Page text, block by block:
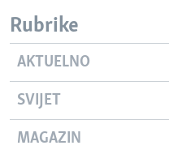
Rubrike
AKTUELNO
SVIJET
MAGAZIN